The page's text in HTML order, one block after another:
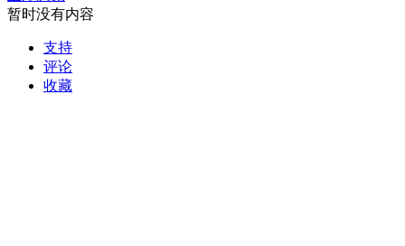
暂时没有内容
支持
评论
收藏